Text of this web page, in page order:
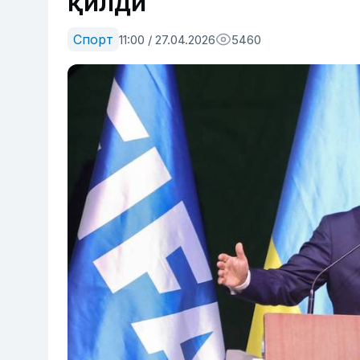
Спорт 11:00 / 27.04.2026 5460